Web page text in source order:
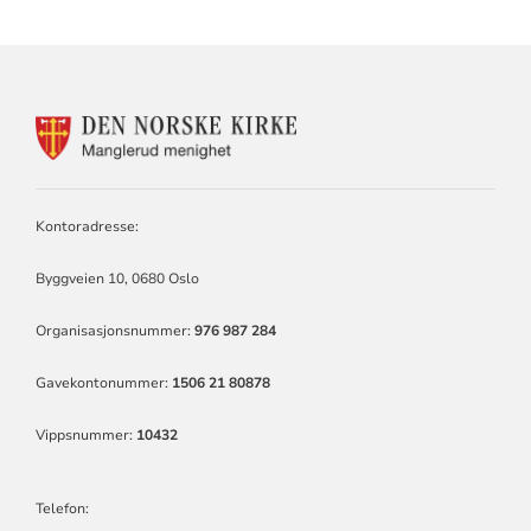
KONTAKTINFORMASJON
Kontoradresse:
Byggveien 10, 0680 Oslo
Organisasjonsnummer: 976 987 284
Gavekontonummer: 1506 21 80878
Vippsnummer: 10432
Telefon: